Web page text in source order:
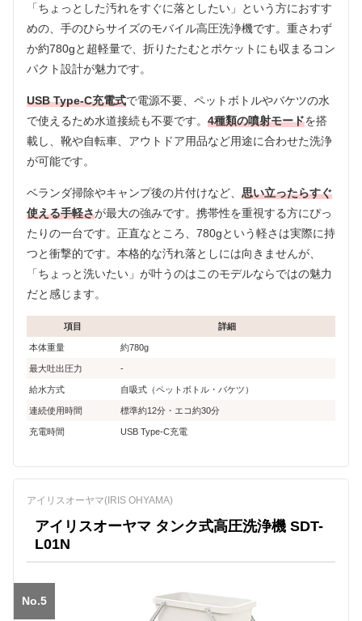
「ちょっとした汚れをすぐに落としたい」という方におすす
めの、手のひらサイズのモバイル高圧洗浄機です。重さわず
か約780gと超軽量で、折りたたむとポケットにも収まるコン
パクト設計が魅力です。
USB Type-C充電式で電源不要、ペットボトルやバケツの水
で使えるため水道接続も不要です。 4種類の噴射モードを搭
載し、靴や自転車、アウトドア用品など用途に合わせた洗浄
が可能です。
ベランダ掃除やキャンプ後の片付けなど、 思い立ったらすぐ
使える手軽さが最大の強みです。携帯性を重視する方にぴっ
たりの一台です。正直なところ、780gという軽さは実際に持
つと衝撃的です。本格的な汚れ落としには向きませんが、
「ちょっと洗いたい」が叶うのはこのモデルならではの魅力
だと感じます。
項目 詳細
本体重量 約780g
最大吐出圧力 -
給水方式 自吸式（ペットボトル・バケツ）
連続使用時間 標準約12分・エコ約30分
充電時間 USB Type-C充電
アイリスオーヤマ(IRIS OHYAMA)
アイリスオーヤマ タンク式高圧洗浄機 SDT-
L01N
No.5